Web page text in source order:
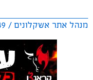
מנהל אתר אשקלונים / 12:49 26.11.17